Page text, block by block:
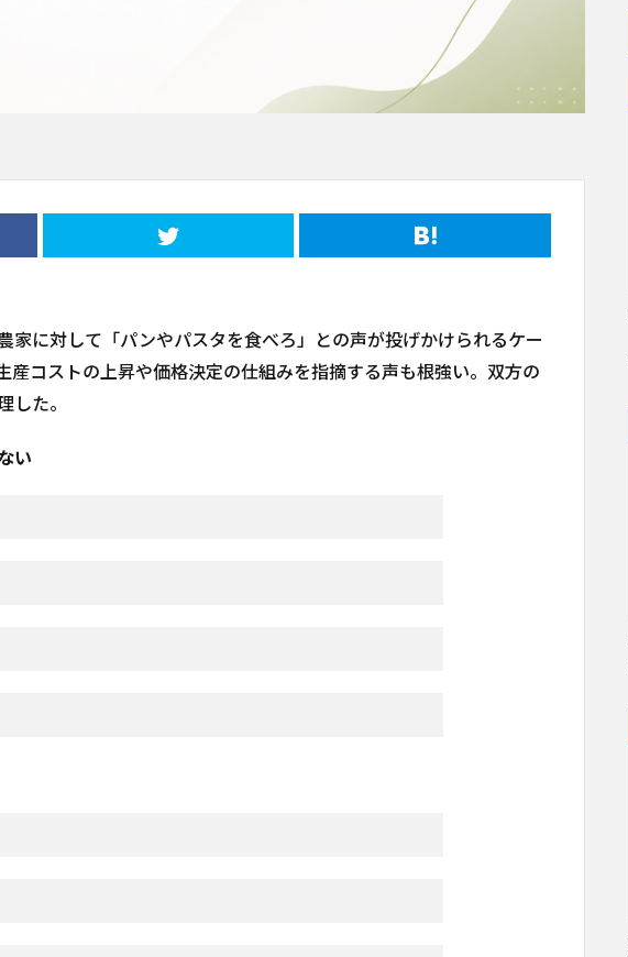
家に対して「パンやパスタを食べろ」との声が投げかけられるケー
産コストの上昇や価格決定の仕組みを指摘する声も根強い。双方の
した。
い